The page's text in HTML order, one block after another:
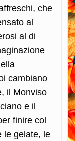
che
al
al di
cambiano
il Monviso
e il
finire col
le gelate, le